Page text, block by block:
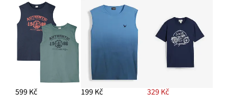
599 Kč 199 Kč 329 Kč